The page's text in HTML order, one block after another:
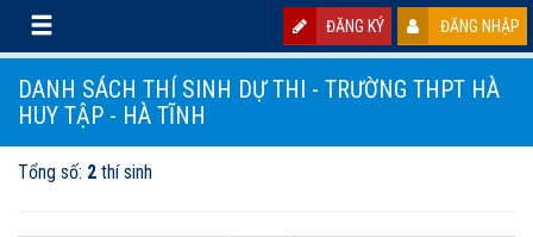
ĐĂNG KÝ ĐĂNG NHẬP
DANH SÁCH THÍ SINH DỰ THI - TRƯỜNG THPT HÀ
HUY TẬP - HÀ TĨNH
Tổng số: 2 thí sinh